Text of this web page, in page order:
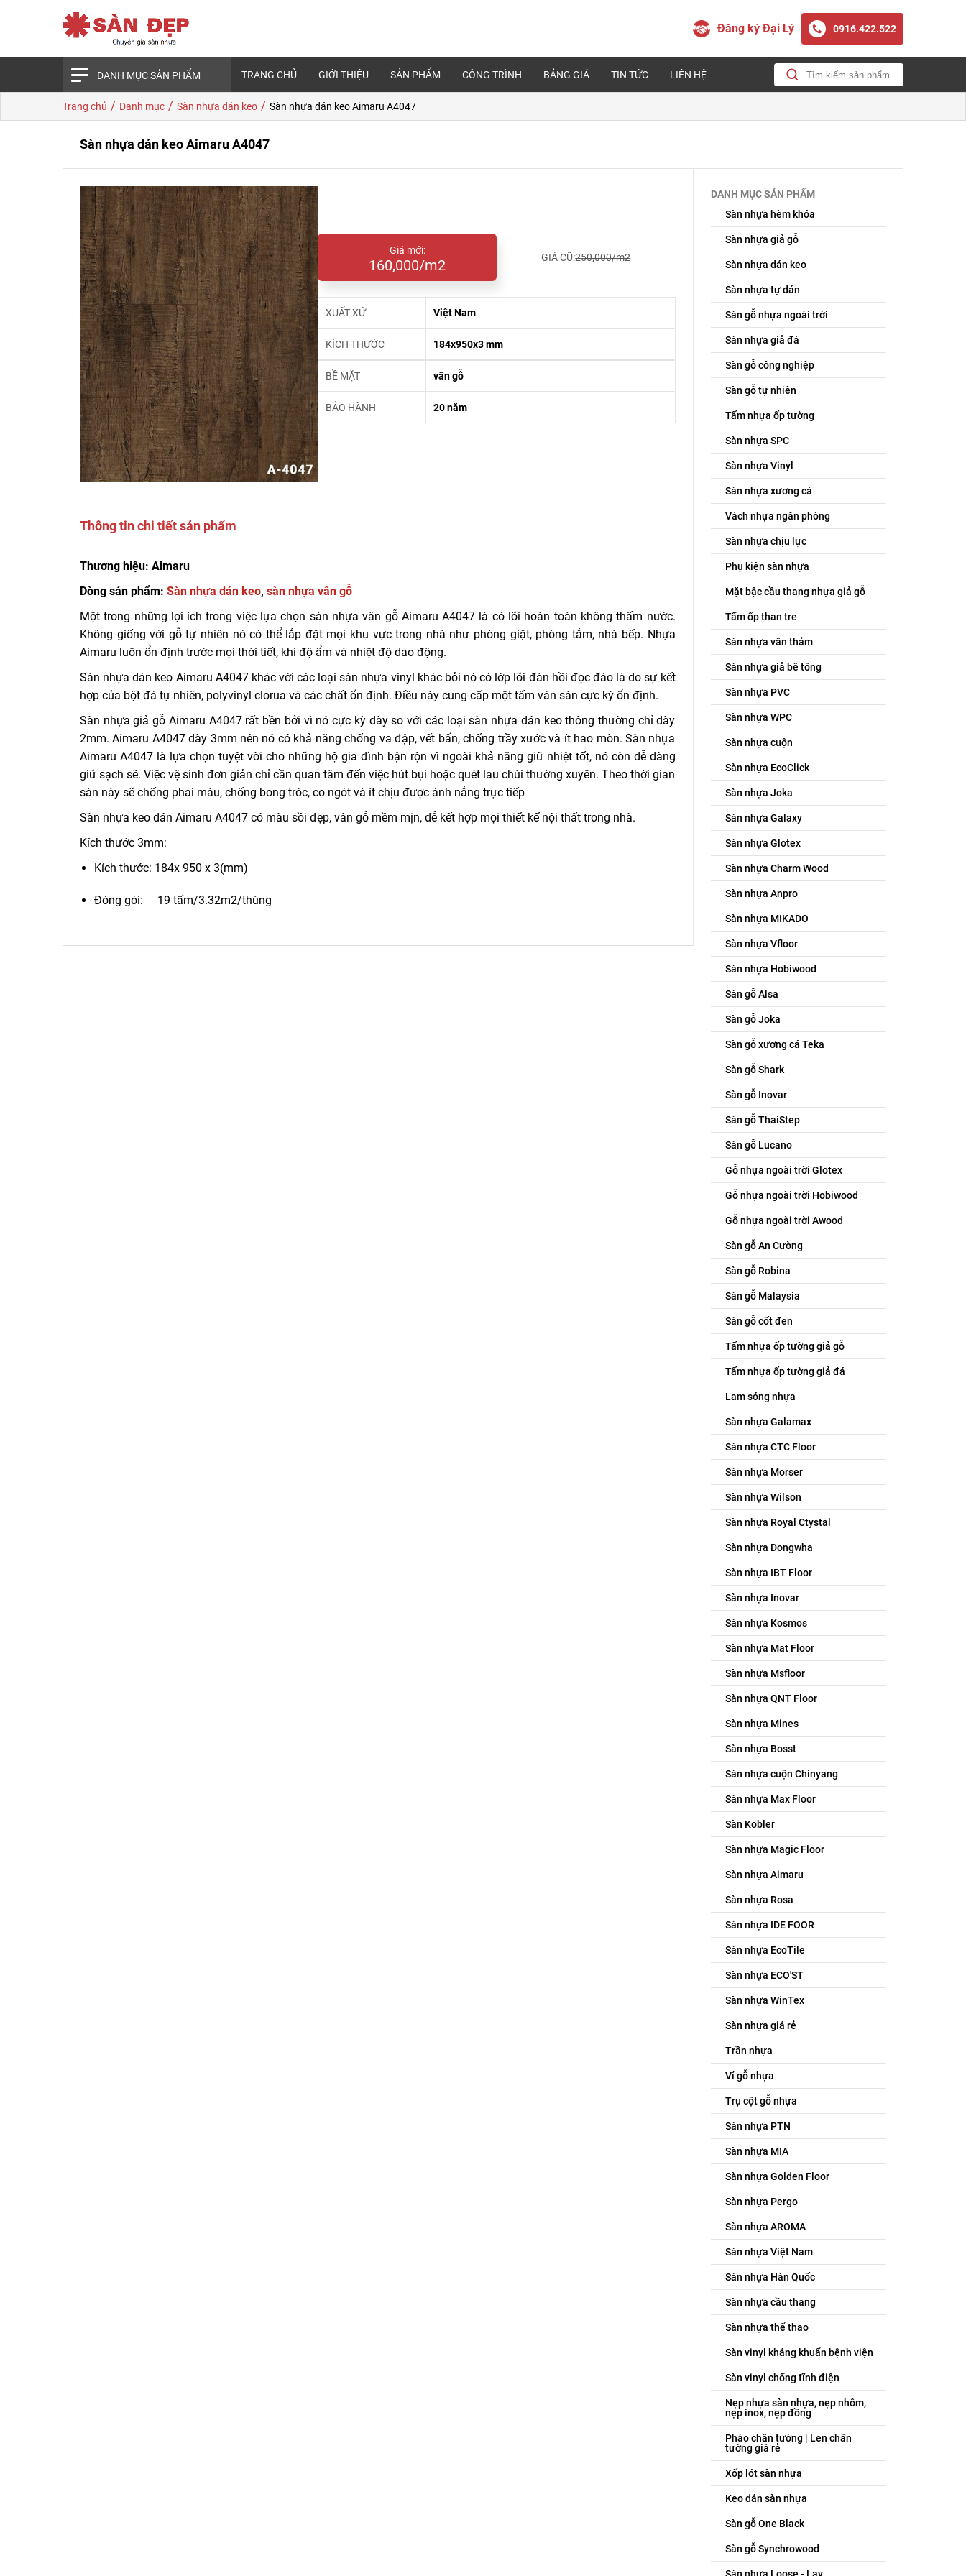
Đăng ký Đại Lý 0916.422.522
DANH MỤC SẢN PHẨM TRANG CHỦ GIỚI THIỆU SẢN PHẨM CÔNG TRÌNH BẢNG GIÁ TIN TỨC LIÊN HỆ
Trang chủ / Danh mục / Sàn nhựa dán keo / Sàn nhựa dán keo Aimaru A4047
Sàn nhựa dán keo Aimaru A4047
Giá mới:
160,000/m2 GIÁ CŨ:250,000/m2
XUẤT XỨ Việt Nam
KÍCH THƯỚC 184x950x3 mm
BỀ MẶT vân gỗ
BẢO HÀNH 20 năm
Thông tin chi tiết sản phẩm
Thương hiệu: Aimaru
Dòng sản phẩm: Sàn nhựa dán keo, sàn nhựa vân gỗ
Một trong những lợi ích trong việc lựa chọn sàn nhựa vân gỗ Aimaru A4047 là có lõi hoàn toàn không thấm nước.
Không giống với gỗ tự nhiên nó có thể lắp đặt mọi khu vực trong nhà như phòng giặt, phòng tắm, nhà bếp. Nhựa
Aimaru luôn ổn định trước mọi thời tiết, khi độ ẩm và nhiệt độ dao động.
Sàn nhựa dán keo Aimaru A4047 khác với các loại sàn nhựa vinyl khác bỏi nó có lớp lõi đàn hồi đọc đáo là do sự kết
hợp của bột đá tự nhiên, polyvinyl clorua và các chất ổn định. Điều này cung cấp một tấm ván sàn cực kỳ ổn định.
Sàn nhựa giả gỗ Aimaru A4047 rất bền bởi vì nó cực kỳ dày so với các loại sàn nhựa dán keo thông thường chỉ dày
2mm. Aimaru A4047 dày 3mm nên nó có khả năng chống va đập, vết bẩn, chống trầy xước và ít hao mòn. Sàn nhựa
Aimaru A4047 là lựa chọn tuyệt vời cho những hộ gia đình bận rộn vì ngoài khả năng giữ nhiệt tốt, nó còn dễ dàng
giữ sạch sẽ. Việc vệ sinh đơn giản chỉ cần quan tâm đến việc hút bụi hoặc quét lau chùi thường xuyên. Theo thời gian
sàn này sẽ chống phai màu, chống bong tróc, co ngót và ít chịu được ánh nắng trực tiếp
Sàn nhựa keo dán Aimaru A4047 có màu sồi đẹp, vân gỗ mềm mịn, dễ kết hợp mọi thiết kế nội thất trong nhà.
Kích thước 3mm:
Kích thước: 184x 950 x 3(mm)
Đóng gói: 19 tấm/3.32m2/thùng
DANH MỤC SẢN PHẨM
Sàn nhựa hèm khóa
Sàn nhựa giả gỗ
Sàn nhựa dán keo
Sàn nhựa tự dán
Sàn gỗ nhựa ngoài trời
Sàn nhựa giả đá
Sàn gỗ công nghiệp
Sàn gỗ tự nhiên
Tấm nhựa ốp tường
Sàn nhựa SPC
Sàn nhựa Vinyl
Sàn nhựa xương cá
Vách nhựa ngăn phòng
Sàn nhựa chịu lực
Phụ kiện sàn nhựa
Mặt bậc cầu thang nhựa giả gỗ
Tấm ốp than tre
Sàn nhựa vân thảm
Sàn nhựa giả bê tông
Sàn nhựa PVC
Sàn nhựa WPC
Sàn nhựa cuộn
Sàn nhựa EcoClick
Sàn nhựa Joka
Sàn nhựa Galaxy
Sàn nhựa Glotex
Sàn nhựa Charm Wood
Sàn nhựa Anpro
Sàn nhựa MIKADO
Sàn nhựa Vfloor
Sàn nhựa Hobiwood
Sàn gỗ Alsa
Sàn gỗ Joka
Sàn gỗ xương cá Teka
Sàn gỗ Shark
Sàn gỗ Inovar
Sàn gỗ ThaiStep
Sàn gỗ Lucano
Gỗ nhựa ngoài trời Glotex
Gỗ nhựa ngoài trời Hobiwood
Gỗ nhựa ngoài trời Awood
Sàn gỗ An Cường
Sàn gỗ Robina
Sàn gỗ Malaysia
Sàn gỗ cốt đen
Tấm nhựa ốp tường giả gỗ
Tấm nhựa ốp tường giả đá
Lam sóng nhựa
Sàn nhựa Galamax
Sàn nhựa CTC Floor
Sàn nhựa Morser
Sàn nhựa Wilson
Sàn nhựa Royal Ctystal
Sàn nhựa Dongwha
Sàn nhựa IBT Floor
Sàn nhựa Inovar
Sàn nhựa Kosmos
Sàn nhựa Mat Floor
Sàn nhựa Msfloor
Sàn nhựa QNT Floor
Sàn nhựa Mines
Sàn nhựa Bosst
Sàn nhựa cuộn Chinyang
Sàn nhựa Max Floor
Sàn Kobler
Sàn nhựa Magic Floor
Sàn nhựa Aimaru
Sàn nhựa Rosa
Sàn nhựa IDE FOOR
Sàn nhựa EcoTile
Sàn nhựa ECO'ST
Sàn nhựa WinTex
Sàn nhựa giá rẻ
Trần nhựa
Vỉ gỗ nhựa
Trụ cột gỗ nhựa
Sàn nhựa PTN
Sàn nhựa MIA
Sàn nhựa Golden Floor
Sàn nhựa Pergo
Sàn nhựa AROMA
Sàn nhựa Việt Nam
Sàn nhựa Hàn Quốc
Sàn nhựa cầu thang
Sàn nhựa thể thao
Sàn vinyl kháng khuẩn bệnh viện
Sàn vinyl chống tĩnh điện
Nẹp nhựa sàn nhựa, nẹp nhôm,
nẹp inox, nẹp đồng
Phào chân tường | Len chân
tường giá rẻ
Xốp lót sàn nhựa
Keo dán sàn nhựa
Sàn gỗ One Black
Sàn gỗ Synchrowood